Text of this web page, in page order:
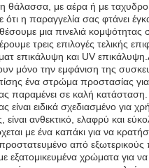
θάλασσα, με αέρα ή με
ότι η παραγγελία σας φτάνει
μια πινελιά κομψότητας
τρεις επιλογές τελικής
επικάλυψη και UV
μόνο την εμφάνιση της
ένα στρώμα προστασίας για
παραμένει σε καλή κατάσταση.
είναι ειδικά σχεδιασμένο για
είναι ανθεκτικό, ελαφρύ και
με ένα καπάκι για να
από εξωτερικούς
εξατομικευμένα χρώματα για να